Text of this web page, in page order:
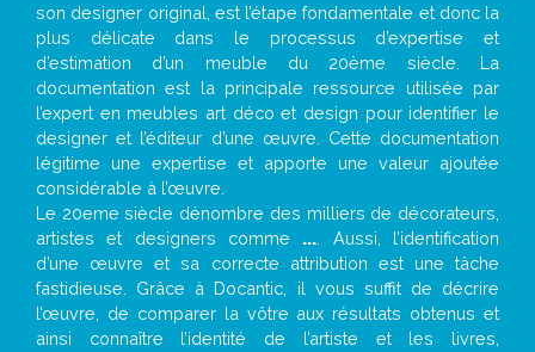
son designer original, est l’étape fondamentale et donc la
plus délicate dans le processus d’expertise et
d’estimation d’un meuble du 20ème siècle. La
documentation est la principale ressource utilisée par
l’expert en meubles art déco et design pour identifier le
designer et l’éditeur d’une œuvre. Cette documentation
légitime une expertise et apporte une valeur ajoutée
considérable à l’œuvre.
Le 20eme siècle dénombre des milliers de décorateurs,
artistes et designers comme ... . Aussi, l’identification
d’une œuvre et sa correcte attribution est une tâche
fastidieuse. Grâce à Docantic, il vous suffit de décrire
l’œuvre, de comparer la vôtre aux résultats obtenus et
ainsi connaître l’identité de l’artiste et les livres,